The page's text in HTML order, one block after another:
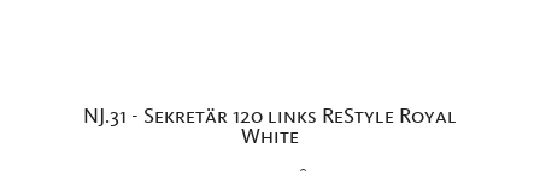
NJ.31 - Sekretär 120 links ReStyle Royal
White